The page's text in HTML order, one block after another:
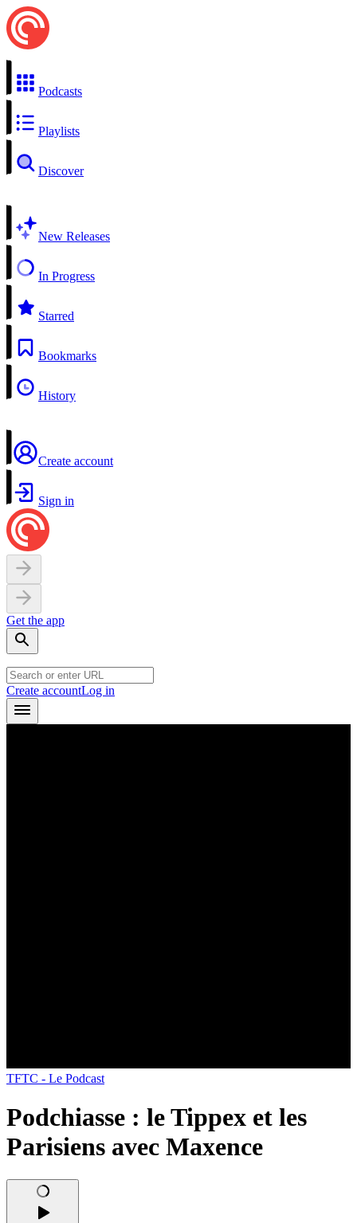
Podcasts
Playlists
Discover
New Releases
In Progress
Starred
Bookmarks
History
Create account
Sign in
Get the app
Create accountLog in
TFTC - Le Podcast
Podchiasse : le Tippex et les
Parisiens avec Maxence